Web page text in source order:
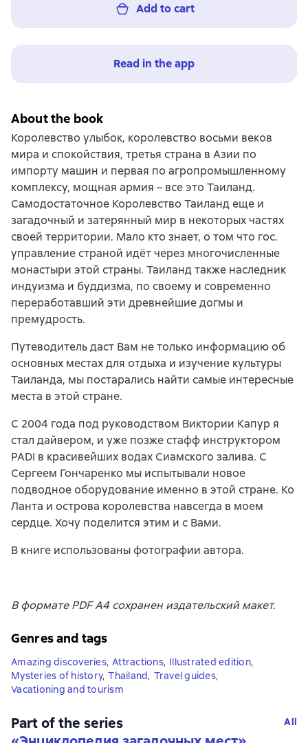
Add to cart
Read in the app
About the book
Королевство улыбок, королевство восьми веков
мира и спокойствия, третья страна в Азии по
импорту машин и первая по агропромышленному
комплексу, мощная армия – все это Таиланд.
Самодостаточное Королевство Таиланд еще и
загадочный и затерянный мир в некоторых частях
своей территории. Мало кто знает, о том что гос.
управление страной идёт через многочисленные
монастыри этой страны. Таиланд также наследник
индуизма и буддизма, по своему и современно
переработавший эти древнейшие догмы и
премудрость.
Путеводитель даст Вам не только информацию об
основных местах для отдыха и изучение культуры
Таиланда, мы постарались найти самые интересные
места в этой стране.
С 2004 года под руководством Виктории Капур я
стал дайвером, и уже позже стафф инструктором
PADI в красивейших водах Сиамского залива. С
Сергеем Гончаренко мы испытывали новое
подводное оборудование именно в этой стране. Ко
Ланта и острова королевства навсегда в моем
сердце. Хочу поделится этим и с Вами.
В книге использованы фотографии автора.
В формате PDF A4 сохранен издательский макет.
Genres and tags
Amazing discoveries, Attractions, Illustrated edition,
Mysteries of history, Thailand, Travel guides,
Vacationing and tourism
Part of the series
All